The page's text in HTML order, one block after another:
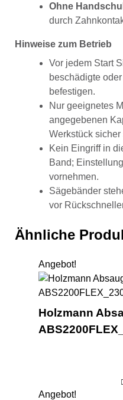
Ohne
durch
Hinweise zum Betrieb
Vor jedem Start
beschädigte
befestigen.
Nur geeignetes
angegebenen
Werkstück sicher
Kein Eingriff in
Band;
vornehmen.
Sägebänder
vor
Ähnliche
Angebot!
Holzmann
Angebot!